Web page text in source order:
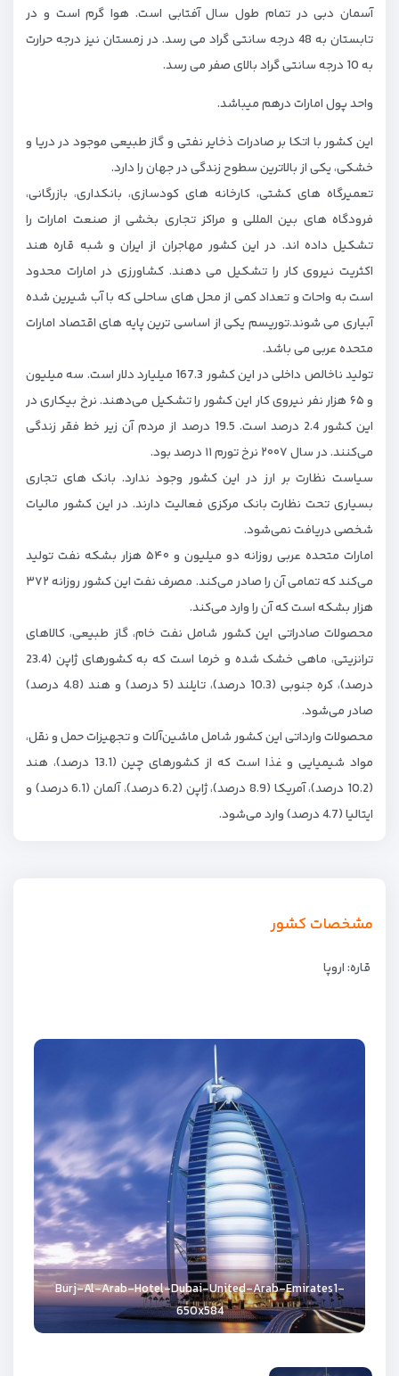
آسمان دبی در تمام طول سال آفتابی است. هوا گرم است و در
تابستان به 48 درجه سانتی گراد می رسد. در زمستان نیز درجه حرارت
به 10 درجه سانتی گراد بالای صفر می رسد.
واحد پول امارات درهم میباشد.
این کشور با اتکا بر صادرات ذخایر نفتی و گاز طبیعی موجود در دریا و
خشکی، یکی از بالاترین سطوح زندگی در جهان را دارد.
تعمیرگاه های کشتی، کارخانه های کودسازی، بانکداری، بازرگانی،
فرودگاه های بین المللی و مراکز تجاری بخشی از صنعت امارات را
تشکیل داده اند. در این کشور مهاجران از ایران و شبه قاره هند
اکثریت نیروی کار را تشکیل می دهند. کشاورزی در امارات محدود
است به واحات و تعداد کمی از محل های ساحلی که با آب شیرین شده
آبیاری می شوند.توریسم یکی از اساسی ترین پایه های اقتصاد امارات
متحده عربی می باشد.
تولید ناخالص داخلی در این کشور 167.3 میلیارد دلار است. سه میلیون
و ۶۵ هزار نفر نیروی کار این کشور را تشکیل می‌دهند. نرخ بیکاری در
این کشور 2.4 درصد است. 19.5 درصد از مردم آن زیر خط فقر زندگی
می‌کنند. در سال ۲۰۰۷ نرخ تورم ۱۱ درصد بود.
سیاست نظارت بر ارز در این کشور وجود ندارد. بانک های تجاری
بسیاری تحت نظارت بانک مرکزی فعالیت دارند. در این کشور مالیات
شخصی دریافت نمی‌شود.
امارات متحده عربی روزانه دو میلیون و ۵۴۰ هزار بشکه نفت تولید
می‌کند که تمامی آن را صادر می‌کند. مصرف نفت این کشور روزانه ۳۷۲
هزار بشکه است که آن را وارد می‌کند.
محصولات صادراتی این کشور شامل نفت خام، گاز طبیعی، کالاهای
ترانزیتی، ماهی خشک شده و خرما است که به کشورهای ژاپن (23.4
درصد)، کره جنوبی (10.3 درصد)، تایلند (5 درصد) و هند (4.8 درصد)
صادر می‌شود.
محصولات وارداتی این کشور شامل ماشین‌آلات و تجهیزات حمل و نقل،
مواد شیمیایی و غذا است که از کشورهای چین (13.1 درصد)، هند
(10.2 درصد)، آمریکا (8.9 درصد)، ژاپن (6.2 درصد)، آلمان (6.1 درصد) و
ایتالیا (4.7 درصد) وارد می‌شود.
مشخصات کشور
قاره: اروپا
Burj-Al-Arab-Hotel-Dubai-United-Arab-Emirates1-
650x584